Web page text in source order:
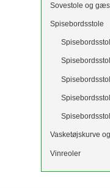
Sovestole og
Spisebordsstole
Vasketøjskurve
Vinreoler